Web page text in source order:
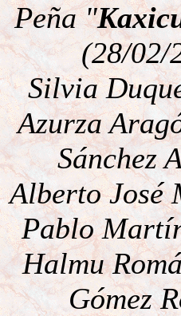
Peña "
(28/02/
Silvia
Azurza
Sánchez
Alberto José
Pablo
Halmu
Gómez